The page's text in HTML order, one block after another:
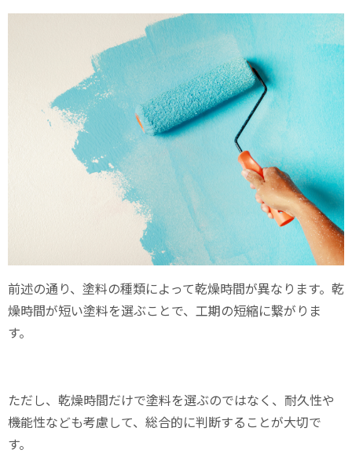
前述の通り、塗料の種類によって乾燥時間が異なります。乾
燥時間が短い塗料を選ぶことで、工期の短縮に繋がりま
す。
ただし、乾燥時間だけで塗料を選ぶのではなく、耐久性や
機能性なども考慮して、総合的に判断することが大切で
す。